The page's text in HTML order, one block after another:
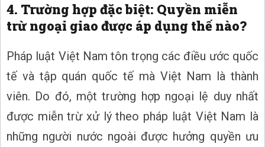
4. Trường hợp đặc biệt: Quyền miễn
trừ ngoại giao được áp dụng thế nào?
Pháp luật Việt Nam tôn trọng các điều ước quốc
tế và tập quán quốc tế mà Việt Nam là thành
viên. Do đó, một trường hợp ngoại lệ duy nhất
được miễn trừ xử lý theo pháp luật Việt Nam là
những người nước ngoài được hưởng quyền ưu